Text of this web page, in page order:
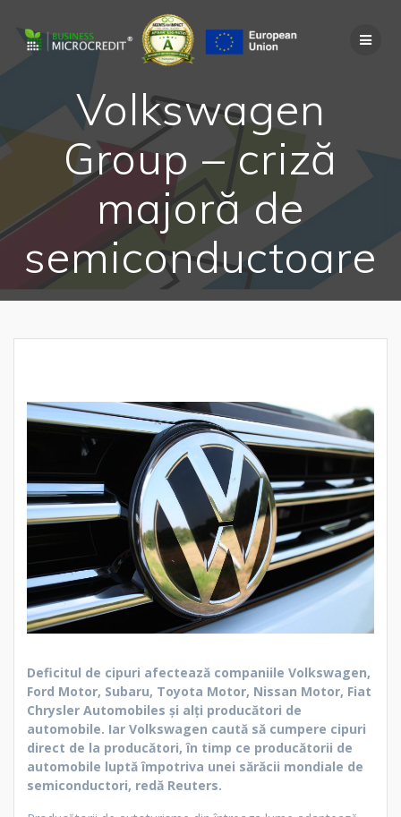
to
content
Volkswagen
Group – criză
majoră de
semiconductoare
Deficitul de cipuri afectează companiile Volkswagen,
Ford Motor, Subaru, Toyota Motor, Nissan Motor, Fiat
Chrysler Automobiles şi alţi producători de
automobile. Iar Volkswagen caută să cumpere cipuri
direct de la producători, în timp ce producătorii de
automobile luptă împotriva unei sărăcii mondiale de
semiconductori, redă Reuters.